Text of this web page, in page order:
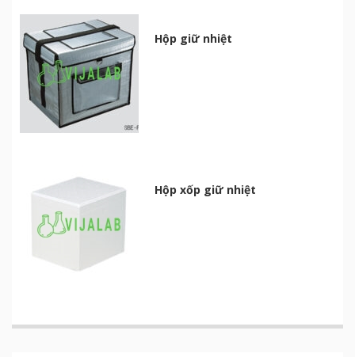
Hộp giữ nhiệt
Hộp xốp giữ nhiệt